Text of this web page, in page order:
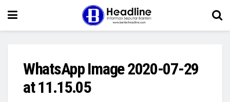
WhatsApp Image 2020-07-29
at 11.15.05